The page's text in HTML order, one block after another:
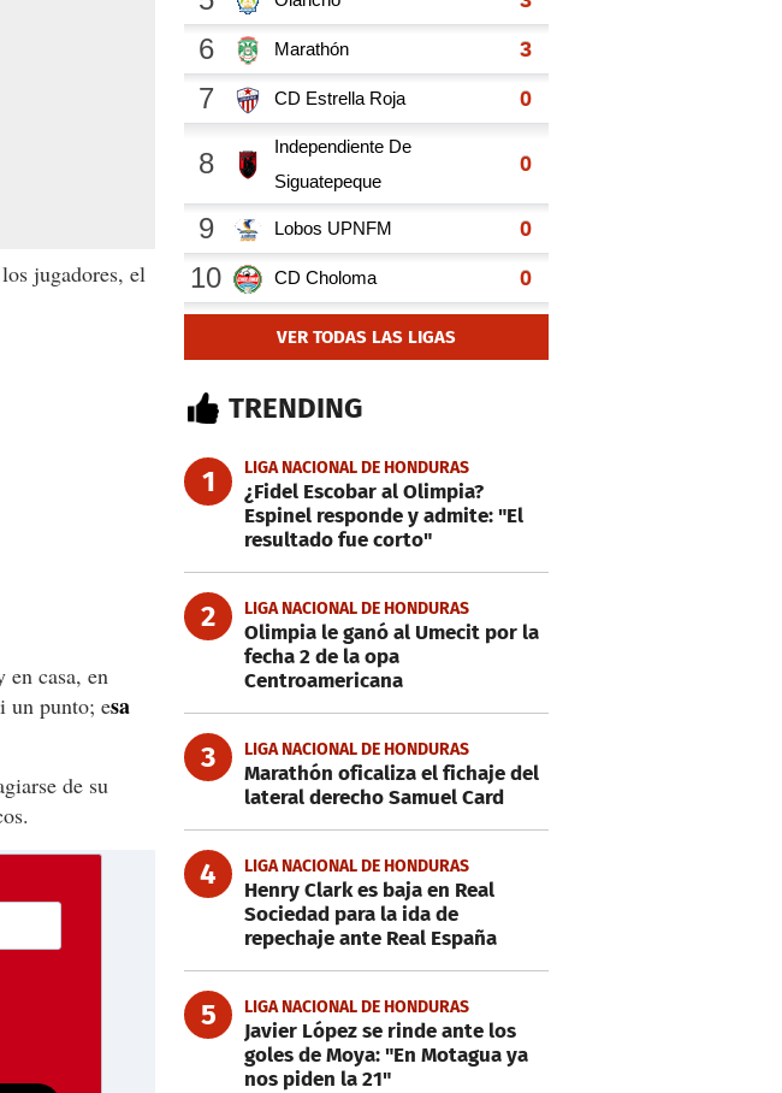
jugadores, el
en casa, en
un punto; esa
de su
VER TODAS LAS LIGAS
TRENDING
1 LIGA NACIONAL DE HONDURAS
¿Fidel Escobar al Olimpia?
Espinel responde y admite: "El
resultado fue corto"
2 LIGA NACIONAL DE HONDURAS
Olimpia le ganó al Umecit por la
fecha 2 de la opa
Centroamericana
3 LIGA NACIONAL DE HONDURAS
Marathón oficaliza el fichaje del
lateral derecho Samuel Card
4 LIGA NACIONAL DE HONDURAS
Henry Clark es baja en Real
Sociedad para la ida de
repechaje ante Real España
5 LIGA NACIONAL DE HONDURAS
Javier López se rinde ante los
goles de Moya: "En Motagua ya
nos piden la 21"